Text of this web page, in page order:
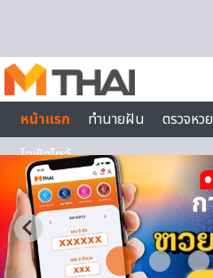
หน้าแรก
ทำนายฝัน ตรวจหวย
ไลฟ์สไตล์